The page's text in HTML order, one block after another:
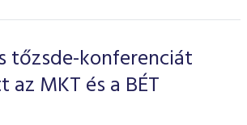
tőzsde-konferenciát
az MKT és a BÉT